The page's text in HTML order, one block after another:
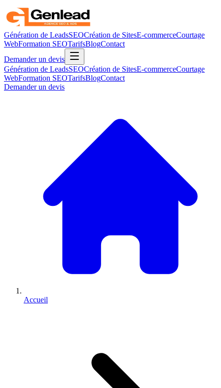
Génération de LeadsSEOCréation de SitesE-commerceCourtage
WebFormation SEOTarifsBlogContact
Demander un devis
Génération de LeadsSEOCréation de SitesE-commerceCourtage
WebFormation SEOTarifsBlogContact
Demander un devis
Accueil